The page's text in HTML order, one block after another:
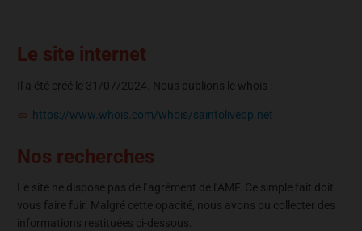
Le site internet
Il a été créé le 31/07/2024. Nous publions le whois :
https://www.whois.com/whois/saintolivebp.net
Nos recherches
Le site ne dispose pas de l’agrément de l’AMF. Ce simple fait doit
vous faire fuir. Malgré cette opacité, nous avons pu collecter des
informations restituées ci-dessous.